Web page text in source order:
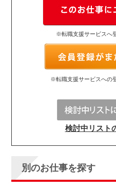
※転職支援サービスへ
※転職支援サービスへの
検討中リスト
別のお仕事を探す